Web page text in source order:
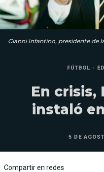
Gianni Infantino, presidente de
FÚTBOL -
En crisis,
instaló
5 DE
Compartir en redes